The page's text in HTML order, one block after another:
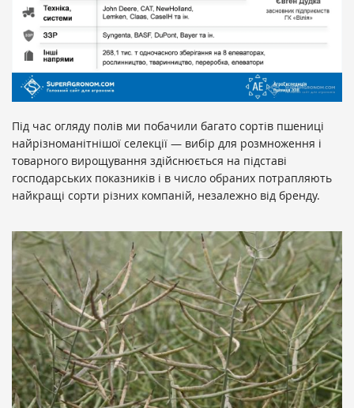
Під час огляду полів ми побачили багато сортів пшениці
найрізноманітнішої селекції — вибір для розмноження і
товарного вирощування здійснюється на підставі
господарських показників і в число обраних потрапляють
найкращі сорти різних компаній, незалежно від бренду.